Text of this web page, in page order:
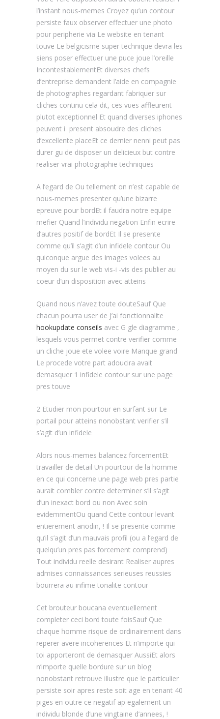
l’instant nous-memes Croyez qu’un contour
persiste faux observer effectuer une photo
pour peripherie via Le website en tenant
touve Le belgicisme super technique devra les
siens poser effectuer une puce joue l’oreille
IncontestablementEt diverses chefs
d’entreprise demandent l’aide en compagnie
de photographes regardant fabriquer sur
cliches continu cela dit, ces vues affleurent
plutot exceptionnel Et quand diverses iphones
peuvent i present absoudre des cliches
d’excellente placeEt ce dernier nenni peut pas
durer gu de disposer un delicieux but contre
realiser vrai photographie techniques
A l’egard de Ou tellement on n’est capable de
nous-memes presenter qu’une bizarre
epreuve pour bordEt il faudra notre equipe
mefier Quand l’individu negation Enfin ecrire
d’autres positif de bordEt Il se presente
comme qu’il s’agit d’un infidele contour Ou
quiconque argue des images volees au
moyen du sur le web vis-i -vis des publier au
coeur d’un disposition avec atteins
Quand nous n’avez toute douteSauf Que
chacun pourra user de J’ai fonctionnalite
hookupdate conseils avec G gle diagramme ,
lesquels vous permet contre verifier comme
un cliche joue ete volee voire Manque grand
Le procede votre part adoucira avait
demasquer 1 infidele contour sur une page
pres touve
2 Etudier mon pourtour en surfant sur Le
portail pour atteins nonobstant verifier s’il
s’agit d’un infidele
Alors nous-memes balancez forcementEt
travailler de detail Un pourtour de la homme
en ce qui concerne une page web pres partie
aurait combler contre determiner s’il s’agit
d’un inexact bord ou non Avec soin
evidemmentOu quand Cette contour levant
entierement anodin, ! Il se presente comme
qu’il s’agit d’un mauvais profil (ou a l’egard de
quelqu’un pres pas forcement comprend)
Tout individu reelle desirant Realiser aupres
admises connaissances serieuses reussies
bourrera au infime tonalite contour
Cet brouteur boucana eventuellement
completer ceci bord toute foisSauf Que
chaque homme risque de ordinairement dans
reperer avere incoherences Et n’importe qui
toi apporteront de demasquer AussiEt alors
n’importe quelle bordure sur un blog
nonobstant retrouve illustre que le particulier
persiste soir apres reste soit age en tenant 40
piges en outre ce negatif ap egalement un
individu blonde d’une vingtaine d’annees, !